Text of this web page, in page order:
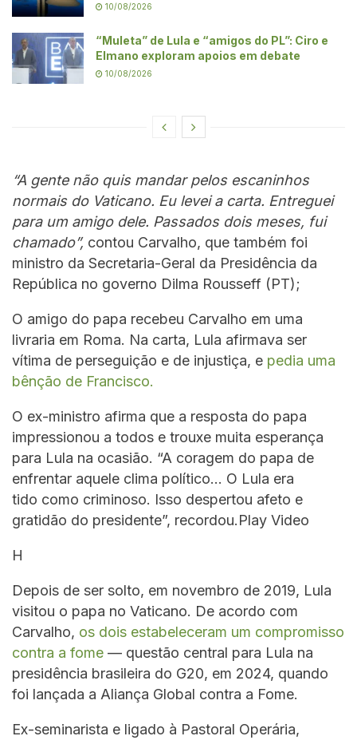
10/08/2026
“Muleta” de Lula e “amigos do PL”: Ciro e
Elmano exploram apoios em debate
10/08/2026
“A gente não quis mandar pelos escaninhos
normais do Vaticano. Eu levei a carta. Entreguei
para um amigo dele. Passados dois meses, fui
chamado”, contou Carvalho, que também foi
ministro da Secretaria-Geral da Presidência da
República no governo Dilma Rousseff (PT);
O amigo do papa recebeu Carvalho em uma
livraria em Roma. Na carta, Lula afirmava ser
vítima de perseguição e de injustiça, e pedia uma
bênção de Francisco.
O ex-ministro afirma que a resposta do papa
impressionou a todos e trouxe muita esperança
para Lula na ocasião. “A coragem do papa de
enfrentar aquele clima político… O Lula era
tido como criminoso. Isso despertou afeto e
gratidão do presidente”, recordou.Play Video
H
Depois de ser solto, em novembro de 2019, Lula
visitou o papa no Vaticano. De acordo com
Carvalho, os dois estabeleceram um compromisso
contra a fome — questão central para Lula na
presidência brasileira do G20, em 2024, quando
foi lançada a Aliança Global contra a Fome.
Ex-seminarista e ligado à Pastoral Operária,